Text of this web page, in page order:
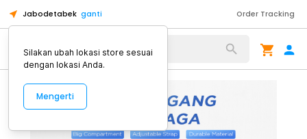
Jabodetabek ganti Order Tracking
Alat Kopi
Silakan ubah lokasi store sesuai
dengan lokasi Anda.
Mengerti